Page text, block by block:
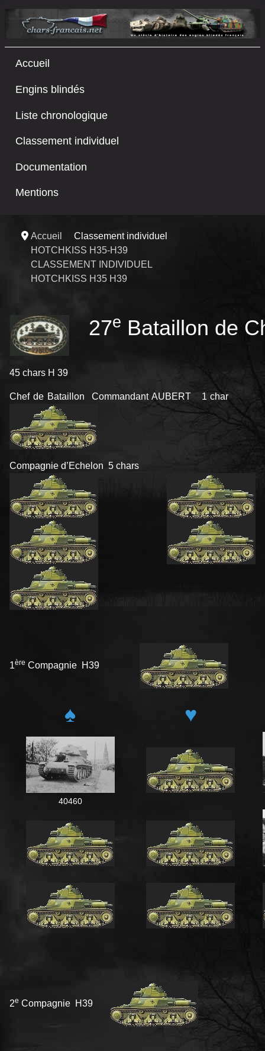
Accueil
Engins blindés
Liste chronologique
Classement individuel
Documentation
Mentions
Accueil
Classement individuel
HOTCHKISS H35-H39
CLASSEMENT INDIVIDUEL
HOTCHKISS H35 H39
27e Bataillon de
45 chars H 39
Chef de Bataillon Commandant AUBERT 1 char
Compagnie d’Echelon 5 chars
1ère Compagnie H39
♠ ♥
40460
2e Compagnie H39